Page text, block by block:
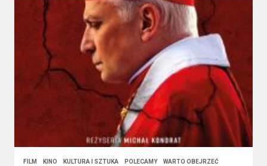
FILM KINO KULTURA I SZTUKA POLECAMY WARTO OBEJRZEĆ